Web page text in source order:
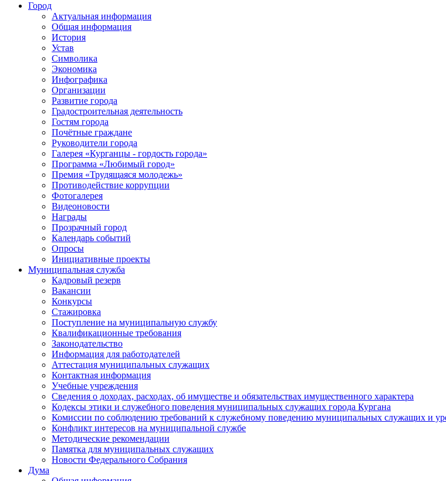
Город
Актуальная информация
Общая информация
История
Устав
Символика
Экономика
Инфографика
Организации
Развитие города
Градостроительная деятельность
Гостям города
Почётные граждане
Руководители города
Галерея «Курганцы - гордость города»
Программа «Любимый город»
Премия «Трудящаяся молодежь»
Противодействие коррупции
Фотогалерея
Видеоновости
Награды
Прозрачный город
Календарь событий
Опросы
Инициативные проекты
Муниципальная служба
Кадровый резерв
Вакансии
Конкурсы
Стажировка
Поступление на муниципальную службу
Квалификационные требования
Законодательство
Информация для работодателей
Аттестация муниципальных служащих
Контактная информация
Учебные учреждения
Сведения о доходах, расходах, об имуществе и обязательствах имущественного характера
Кодексы этики и служебного поведения муниципальных служащих города Кургана
Комиссии по соблюдению требований к служебному поведению муниципальных служащих и
Конфликт интересов на муниципальной службе
Методические рекомендации
Памятка для муниципальных служащих
Новости Федерального Cобрания
Дума